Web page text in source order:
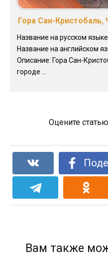
Гора Сан-Кристобаль,
Название на русском
Название на английском
Описание: Гора Сан-
городе ...
Оцените статью
Вам также